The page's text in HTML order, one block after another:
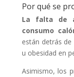
Por qué se
La falta de
consumo
están detrás
u obesidad en
Asimismo, los